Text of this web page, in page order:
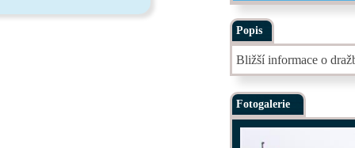
Popis
Bližší informace o
Fotogalerie